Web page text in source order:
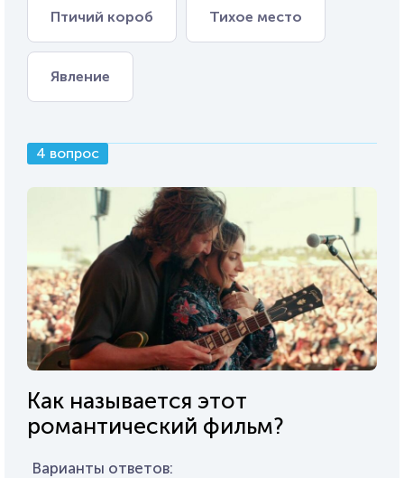
Птичий короб Тихое место
Явление
4 вопрос
Как называется этот
романтический фильм?
Варианты ответов: